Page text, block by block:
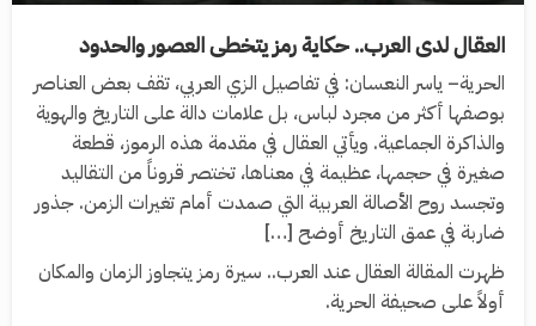
العقال لدى العرب.. حكاية رمز يتخطى العصور والحدود
الحرية– ياسر النعسان: في تفاصيل الزي العربي، تقف بعض العناصر
بوصفها أكثر من مجرد لباس، بل علامات دالة على التاريخ والهوية
والذاكرة الجماعية. ويأتي العقال في مقدمة هذه الرموز، قطعة
صغيرة في حجمها، عظيمة في معناها، تختصر قروناً من التقاليد
وتجسد روح الأصالة العربية التي صمدت أمام تغيرات الزمن. جذور
ضاربة في عمق التاريخ أوضح […]
ظهرت المقالة العقال عند العرب.. سيرة رمز يتجاوز الزمان والمكان
أولاً على صحيفة الحرية.